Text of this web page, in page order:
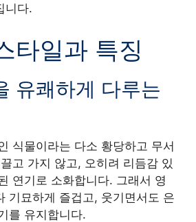
니다.
타일과 특징
유쾌하게 다루는
식물이라는 다소 황당하고 무서
고 가지 않고, 오히려 리듬감 있
연기로 소화합니다. 그래서 영
기묘하게 즐겁고, 웃기면서도 은
를 유지합니다.